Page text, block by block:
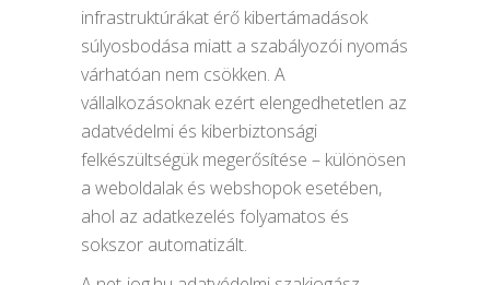
infrastruktúrákat érő kibertámadások
súlyosbodása miatt a szabályozói nyomás
várhatóan nem csökken. A
vállalkozásoknak ezért elengedhetetlen az
adatvédelmi és kiberbiztonsági
felkészültségük megerősítése – különösen
a weboldalak és webshopok esetében,
ahol az adatkezelés folyamatos és
sokszor automatizált.